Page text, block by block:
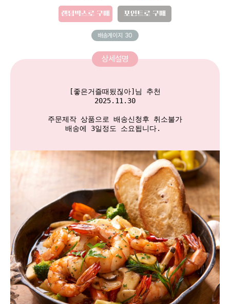
랜덤박스로 구매 포인트로 구매
배송게이지 30
상세설명
[좋은거즐때됬짆아]님 추천
2025.11.30
주문제작 상품으로 배송신청후 취소불가
배송에 3일정도 소요됩니다.